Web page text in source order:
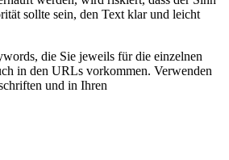
sollte sein, den Text klar und leicht
die Sie jeweils für die einzelnen
in den URLs vorkommen. Verwenden
und in Ihren